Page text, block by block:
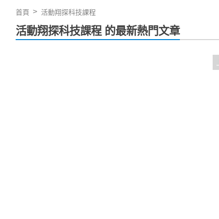
首頁 活動翔探科技課程
活動翔探科技課程 的最新熱門文章